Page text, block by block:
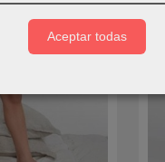
Aceptar todas